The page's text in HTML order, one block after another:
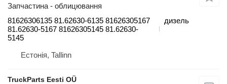
Запчастина - облицювання
81626306135 81.62630-6135 81626305167
81.62630-5167 81626305145 81.62630-
5145
дизель
Естонія, Tallinn
TruckParts Eesti OÜ